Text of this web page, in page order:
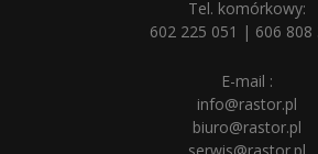
Tel. komórkowy:
602 225 051 | 606 808
E-mail :
info@rastor.pl
biuro@rastor.pl